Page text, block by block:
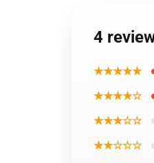
4
★★★★★
★★★★☆
★★★☆☆
★★☆☆☆